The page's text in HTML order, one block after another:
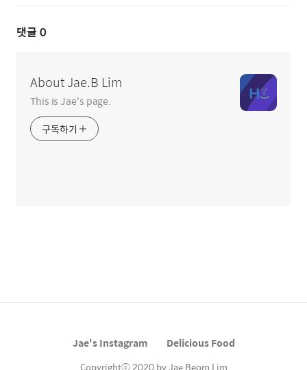
댓글 0
About Jae.B Lim
This is Jae's page.
구독하기
Jae's Instagram Delicious Food
Copyrightⓒ 2020 by Jae Beom Lim